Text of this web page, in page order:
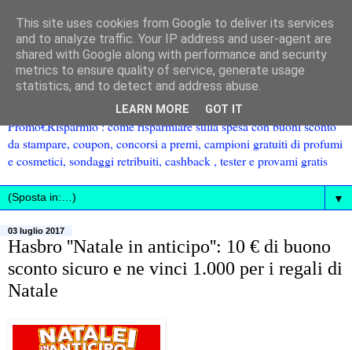
Promo€Risparmio : come risparmiare sulla spesa con buoni sconto
da stampare, coupon, concorsi a premi, campioni gratuiti di profumi
e cosmetici, sondaggi retribuiti, cashback , tester e provami gratis
▼
03 luglio 2017
Hasbro ''Natale in anticipo'': 10 € di buono
sconto sicuro e ne vinci 1.000 per i regali di
Natale
This site uses cookies from Google to deliver its services
and to analyze traffic. Your IP address and user-agent are
shared with Google along with performance and security
metrics to ensure quality of service, generate usage
statistics, and to detect and address abuse.
LEARN MORE GOT IT